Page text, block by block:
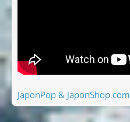
JaponPop & JaponShop.com